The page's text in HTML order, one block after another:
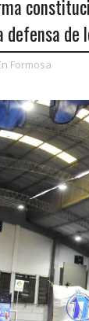
defensa de
Formosa